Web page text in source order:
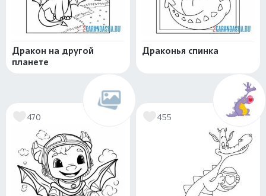
Дракон на другой
планете
Драконья спинка
470 455